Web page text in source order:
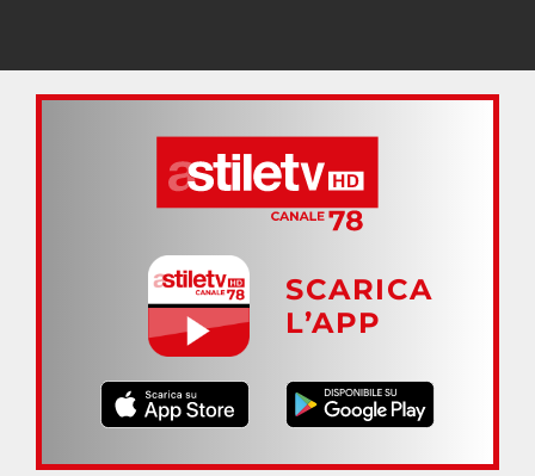
SCARICA
L’APP